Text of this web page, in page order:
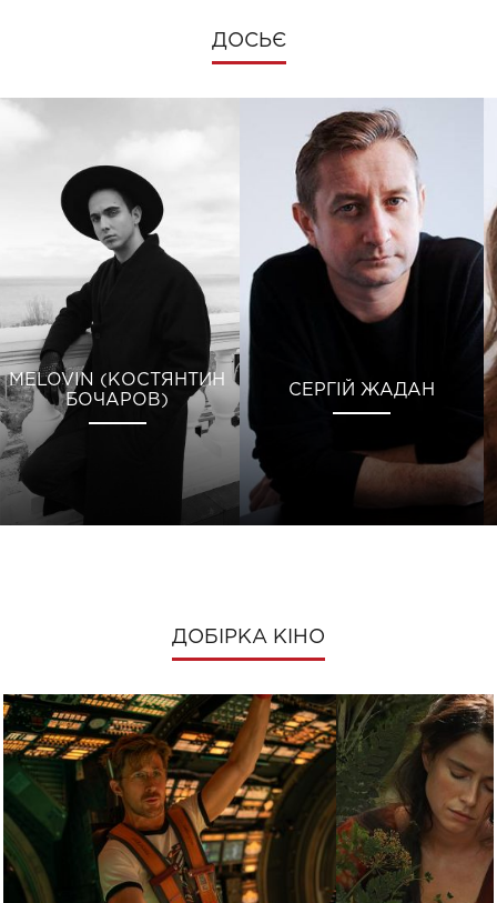
ДОСЬЄ
MELOVIN (КОСТЯНТИН
БОЧАРОВ)
СЕРГІЙ ЖАДАН
ДОБІРКА КІНО